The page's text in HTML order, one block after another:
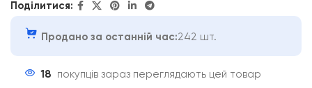
Поділитися:
Продано за останній час:242 шт.
18 покупців зараз переглядають цей товар